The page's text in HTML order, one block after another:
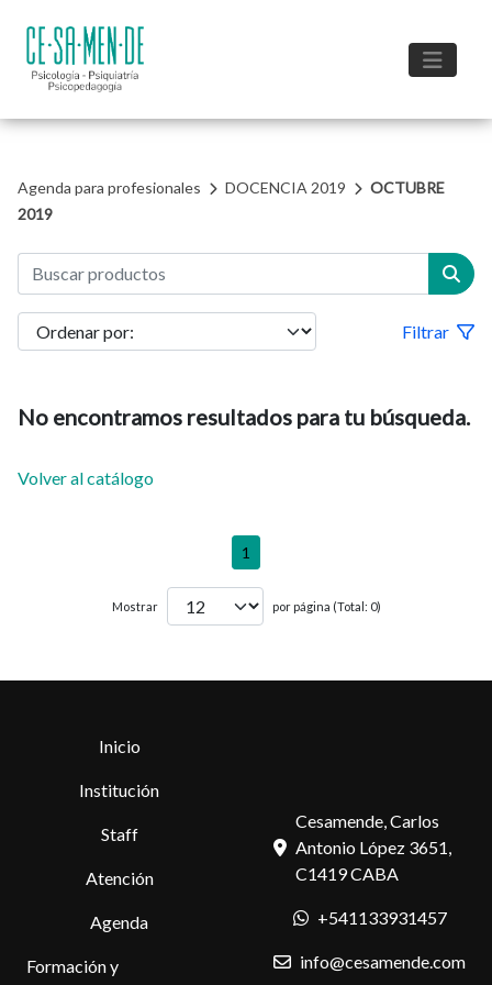
Agenda para profesionales DOCENCIA 2019
OCTUBRE
2019
Filtrar
No encontramos resultados para tu búsqueda.
Volver al catálogo
1
Mostrar por página (Total: 0)
Inicio
Institución
Staff
Atención
Agenda
Formación y
Cesamende, Carlos
Antonio López 3651,
C1419 CABA
+541133931457
info@cesamende.com